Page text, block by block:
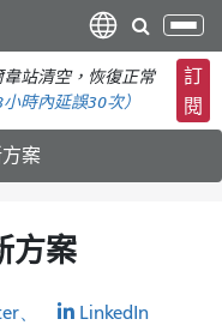
切
換
導
航
站清空，恢復正常
時內延誤30次）
訂
閱
案
方案
、 LinkedIn